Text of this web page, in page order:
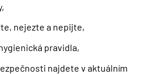
nejezte a nepijte,
pravidla,
najdete v aktuálním